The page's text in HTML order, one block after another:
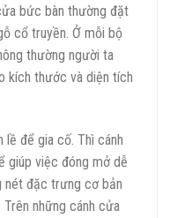
bức bàn thường đặt
cổ truyền. Ở mỗi bộ
thường người ta
kích thước và diện tích
lề để gia cố. Thì cánh
giúp việc đóng mở dễ
nét đặc trưng cơ bản
những cánh cửa